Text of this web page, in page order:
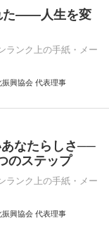
た――人生を変
ランク上の手紙・メー
興協会 代表理事
なたらしさ──
のステップ
ランク上の手紙・メー
興協会 代表理事